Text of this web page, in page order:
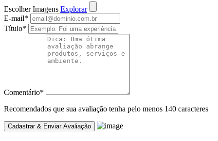
Escolher Imagens Explorar
E-mail*
Título*
Comentário*
Recomendados que sua avaliação tenha pelo menos 140 caracteres